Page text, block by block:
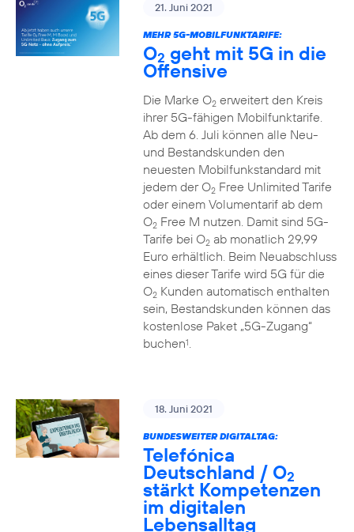
21. Juni 2021
MEHR 5G-MOBILFUNKTARIFE:
O2 geht mit 5G in die
Offensive
Die Marke O2erweitert den Kreis
ihrer 5G-fähigen Mobilfunktarife.
Ab dem 6. Juli können alle Neu-
und Bestandskunden den
neuesten Mobilfunkstandard mit
jedem der O2Free Unlimited Tarife
oder einem Volumentarif ab dem
O2Free M nutzen. Damit sind 5G-
Tarife bei O2ab monatlich 29,99
Euro erhältlich. Beim Neuabschluss
eines dieser Tarife wird 5G für die
O2Kunden automatisch enthalten
sein, Bestandskunden können das
kostenlose Paket „5G-Zugang“
buchen1.
18. Juni 2021
BUNDESWEITER DIGITALTAG:
Telefónica
Deutschland / O2
stärkt Kompetenzen
im digitalen
Lebensalltag